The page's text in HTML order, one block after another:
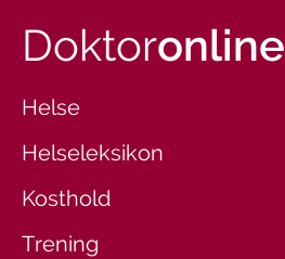
Doktoronline
Helse
Helseleksikon
Kosthold
Trening